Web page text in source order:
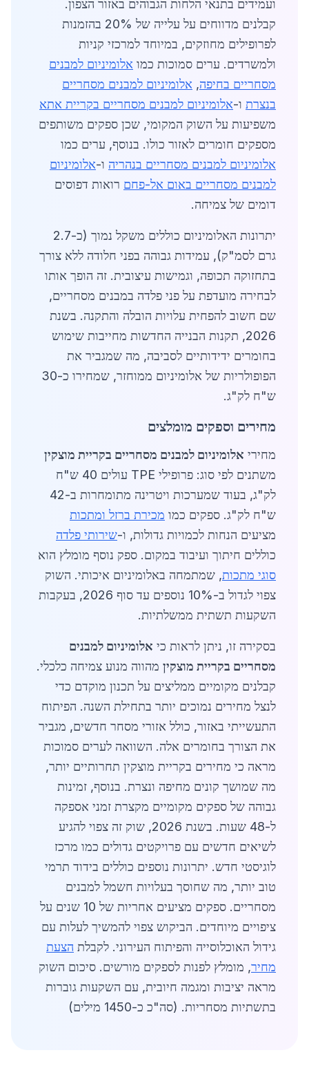
ועמידים בתנאי הלחות הגבוהים באזור הצפון.
קבלנים מדווחים על עלייה של 20% בהזמנות
לפרופילים מחוזקים, במיוחד למרכזי קניות
ולמשרדים. ערים סמוכות כמו אלומיניום למבנים
מסחריים בחיפה, אלומיניום למבנים מסחריים
בנצרת ו-אלומיניום למבנים מסחריים בקריית אתא
משפיעות על השוק המקומי, שכן ספקים משותפים
מספקים חומרים לאזור כולו. בנוסף, ערים כמו
אלומיניום למבנים מסחריים בנהריה ו-אלומיניום
למבנים מסחריים באום אל-פחם רואות דפוסים
דומים של צמיחה.
יתרונות האלומיניום כוללים משקל נמוך (כ-2.7
גרם לסמ"ק), עמידות גבוהה בפני חלודה ללא צורך
בתחזוקה תכופה, וגמישות עיצובית. זה הופך אותו
לבחירה מועדפת על פני פלדה במבנים מסחריים,
שם חשוב להפחית עלויות הובלה והתקנה. בשנת
2026, תקנות הבנייה החדשות מחייבות שימוש
בחומרים ידידותיים לסביבה, מה שמגביר את
הפופולריות של אלומיניום ממוחזר, שמחירו כ-30
ש"ח לק"ג.
מחירים וספקים מומלצים
מחירי אלומיניום למבנים מסחריים בקריית מוצקין
משתנים לפי סוג: פרופילי TPE עולים 40 ש"ח
לק"ג, בעוד שמערכות ויטרינה מתומחרות ב-42
ש"ח לק"ג. ספקים כמו מכירת ברזל ומתכות
מציעים הנחות לכמויות גדולות, ו-שירותי פלדה
כוללים חיתוך ועיבוד במקום. ספק נוסף מומלץ הוא
סוגי מתכות, שמתמחה באלומיניום איכותי. השוק
צפוי לגדול ב-10% נוספים עד סוף 2026, בעקבות
השקעות תשתית ממשלתיות.
בסקירה זו, ניתן לראות כי אלומיניום למבנים
מסחריים בקריית מוצקין מהווה מנוע צמיחה כלכלי.
קבלנים מקומיים ממליצים על תכנון מוקדם כדי
לנצל מחירים נמוכים יותר בתחילת השנה. הפיתוח
התעשייתי באזור, כולל אזורי מסחר חדשים, מגביר
את הצורך בחומרים אלה. השוואה לערים סמוכות
מראה כי מחירים בקריית מוצקין תחרותיים יותר,
מה שמושך קונים מחיפה ונצרת. בנוסף, זמינות
גבוהה של ספקים מקומיים מקצרת זמני אספקה
ל-48 שעות. בשנת 2026, שוק זה צפוי להגיע
לשיאים חדשים עם פרויקטים גדולים כמו מרכז
לוגיסטי חדש. יתרונות נוספים כוללים בידוד תרמי
טוב יותר, מה שחוסך בעלויות חשמל למבנים
מסחריים. ספקים מציעים אחריות של 10 שנים על
ציפויים מיוחדים. הביקוש צפוי להמשיך לעלות עם
גידול האוכלוסייה והפיתוח העירוני. לקבלת הצעת
מחיר, מומלץ לפנות לספקים מורשים. סיכום השוק
מראה יציבות ומגמה חיובית, עם השקעות גוברות
בתשתיות מסחריות. (סה"כ כ-1450 מילים)